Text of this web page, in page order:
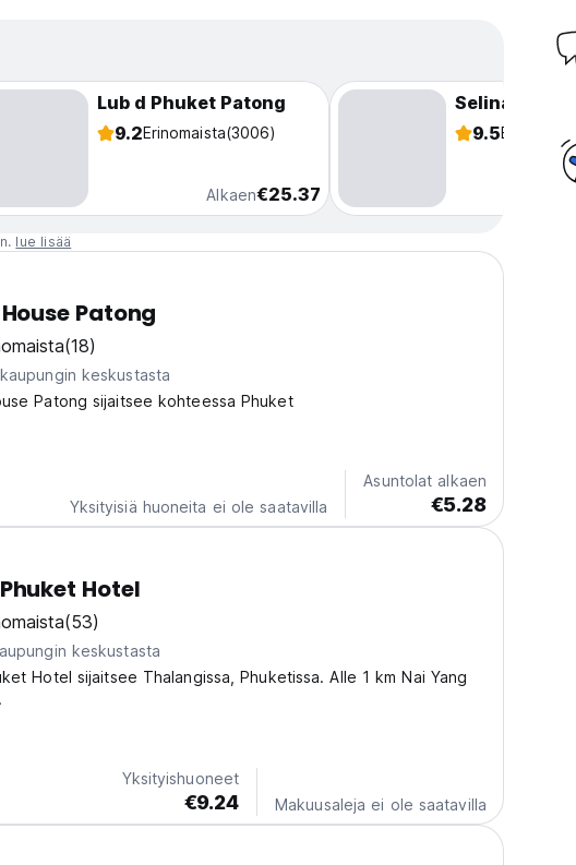
Lub d Phuket Patong
9.2Erinomaista(3006)
Alkaen€25.37
9.5Erinomaista
lue lisää
Patong
(18)
keskustasta
Patong sijaitsee kohteessa Phuket
Yksityisiä huoneita ei ole saatavilla
Asuntolat alkaen
€5.28
Hotel
(53)
keskustasta
Hotel sijaitsee Thalangissa, Phuketissa. Alle 1 km Nai Yang
Yksityishuoneet
€9.24 Makuusaleja ei ole saatavilla